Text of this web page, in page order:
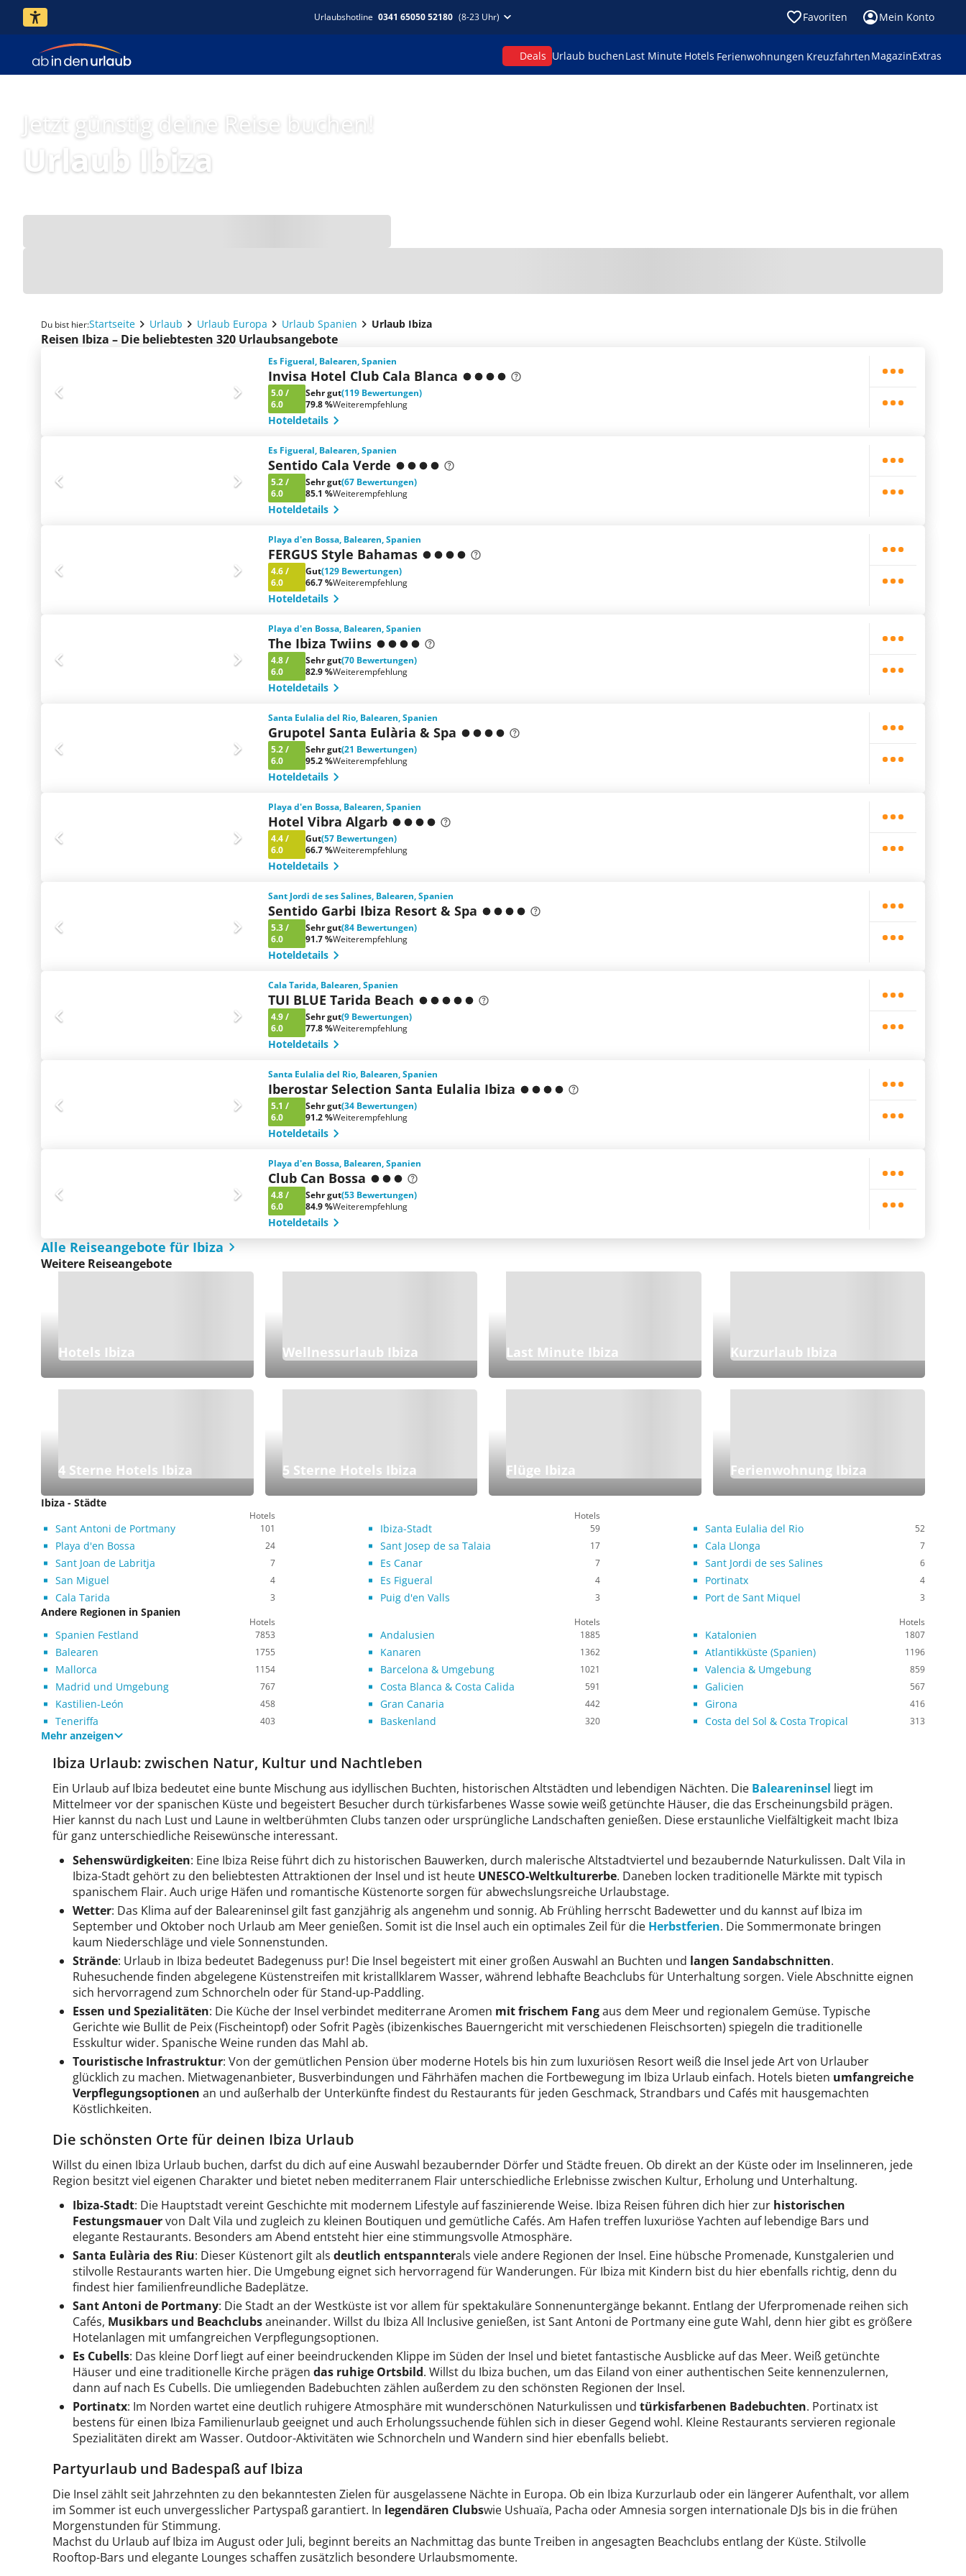
Urlaubshotline 0341 65050 52180 (8-23 Uhr) Favoriten Mein Konto
Deals Urlaub buchenLast Minute Hotels Ferienwohnungen KreuzfahrtenMagazinExtras
Jetzt günstig deine Reise buchen!
Urlaub Ibiza
Du bist hier:Startseite Urlaub Urlaub Europa Urlaub Spanien Urlaub Ibiza
Reisen Ibiza – Die beliebtesten 320 Urlaubsangebote
Es Figueral, Balearen, Spanien
Invisa Hotel Club Cala Blanca
5.0/
6.0
Sehr gut(119 Bewertungen)
79.8 %Weiterempfehlung
Hoteldetails
Es Figueral, Balearen, Spanien
Sentido Cala Verde
5.2/
6.0
Sehr gut(67 Bewertungen)
85.1 %Weiterempfehlung
Hoteldetails
Playa d'en Bossa, Balearen, Spanien
FERGUS Style Bahamas
4.6/
6.0
Gut(129 Bewertungen)
66.7 %Weiterempfehlung
Hoteldetails
Playa d'en Bossa, Balearen, Spanien
The Ibiza Twiins
4.8/
6.0
Sehr gut(70 Bewertungen)
82.9 %Weiterempfehlung
Hoteldetails
Santa Eulalia del Rio, Balearen, Spanien
Grupotel Santa Eulària & Spa
5.2/
6.0
Sehr gut(21 Bewertungen)
95.2 %Weiterempfehlung
Hoteldetails
Playa d'en Bossa, Balearen, Spanien
Hotel Vibra Algarb
4.4/
6.0
Gut(57 Bewertungen)
66.7 %Weiterempfehlung
Hoteldetails
Sant Jordi de ses Salines, Balearen, Spanien
Sentido Garbi Ibiza Resort & Spa
5.3/
6.0
Sehr gut(84 Bewertungen)
91.7 %Weiterempfehlung
Hoteldetails
Cala Tarida, Balearen, Spanien
TUI BLUE Tarida Beach
4.9/
6.0
Sehr gut(9 Bewertungen)
77.8 %Weiterempfehlung
Hoteldetails
Santa Eulalia del Rio, Balearen, Spanien
Iberostar Selection Santa Eulalia Ibiza
5.1 /
6.0
Sehr gut(34 Bewertungen)
91.2 %Weiterempfehlung
Hoteldetails
Playa d'en Bossa, Balearen, Spanien
Club Can Bossa
4.8/
6.0
Sehr gut(53 Bewertungen)
84.9 %Weiterempfehlung
Hoteldetails
Alle Reiseangebote für Ibiza
Weitere Reiseangebote
Hotels Ibiza Wellnessurlaub Ibiza Last Minute Ibiza Kurzurlaub Ibiza
4 Sterne Hotels Ibiza 5 Sterne Hotels Ibiza Flüge Ibiza Ferienwohnung Ibiza
Ibiza - Städte
Hotels Hotels
Sant Antoni de Portmany 101 Ibiza-Stadt 59 Santa Eulalia del Rio 52
Playa d'en Bossa 24 Sant Josep de sa Talaia 17 Cala Llonga 7
Sant Joan de Labritja 7 Es Canar 7 Sant Jordi de ses Salines 6
San Miguel 4 Es Figueral 4 Portinatx 4
Cala Tarida 3 Puig d'en Valls 3 Port de Sant Miquel 3
Andere Regionen in Spanien
Hotels Hotels Hotels
Spanien Festland 7853 Andalusien 1885 Katalonien 1807
Balearen 1755 Kanaren 1362 Atlantikküste (Spanien) 1196
Mallorca 1154 Barcelona & Umgebung 1021 Valencia & Umgebung 859
Madrid und Umgebung 767 Costa Blanca & Costa Calida 591 Galicien 567
Kastilien-León 458 Gran Canaria 442 Girona 416
Teneriffa 403 Baskenland 320 Costa del Sol & Costa Tropical 313
Mehr anzeigen
Ibiza Urlaub: zwischen Natur, Kultur und Nachtleben
Ein Urlaub auf Ibiza bedeutet eine bunte Mischung aus idyllischen Buchten, historischen Altstädten und lebendigen Nächten. Die Baleareninsel liegt im
Mittelmeer vor der spanischen Küste und begeistert Besucher durch türkisfarbenes Wasse sowie weiß getünchte Häuser, die das Erscheinungsbild prägen.
Hier kannst du nach Lust und Laune in weltberühmten Clubs tanzen oder ursprüngliche Landschaften genießen. Diese erstaunliche Vielfältigkeit macht Ibiza
für ganz unterschiedliche Reisewünsche interessant.
Sehenswürdigkeiten: Eine Ibiza Reise führt dich zu historischen Bauwerken, durch malerische Altstadtviertel und bezaubernde Naturkulissen. Dalt Vila in
Ibiza-Stadt gehört zu den beliebtesten Attraktionen der Insel und ist heute UNESCO-Weltkulturerbe. Daneben locken traditionelle Märkte mit typisch
spanischem Flair. Auch urige Häfen und romantische Küstenorte sorgen für abwechslungsreiche Urlaubstage.
Wetter: Das Klima auf der Baleareninsel gilt fast ganzjährig als angenehm und sonnig. Ab Frühling herrscht Badewetter und du kannst auf Ibiza im
September und Oktober noch Urlaub am Meer genießen. Somit ist die Insel auch ein optimales Zeil für die Herbstferien. Die Sommermonate bringen
kaum Niederschläge und viele Sonnenstunden.
Strände: Urlaub in Ibiza bedeutet Badegenuss pur! Die Insel begeistert mit einer großen Auswahl an Buchten und langen Sandabschnitten.
Ruhesuchende finden abgelegene Küstenstreifen mit kristallklarem Wasser, während lebhafte Beachclubs für Unterhaltung sorgen. Viele Abschnitte eignen
sich hervorragend zum Schnorcheln oder für Stand-up-Paddling.
Essen und Spezialitäten: Die Küche der Insel verbindet mediterrane Aromen mit frischem Fangaus dem Meer und regionalem Gemüse. Typische
Gerichte wie Bullit de Peix (Fischeintopf) oder Sofrit Pagès (ibizenkisches Bauerngericht mit verschiedenen Fleischsorten) spiegeln die traditionelle
Esskultur wider. Spanische Weine runden das Mahl ab.
Touristische Infrastruktur: Von der gemütlichen Pension über moderne Hotels bis hin zum luxuriösen Resort weiß die Insel jede Art von Urlauber
glücklich zu machen. Mietwagenanbieter, Busverbindungen und Fährhäfen machen die Fortbewegung im Ibiza Urlaub einfach. Hotels bieten umfangreiche
Verpflegungsoptionen an und außerhalb der Unterkünfte findest du Restaurants für jeden Geschmack, Strandbars und Cafés mit hausgemachten
Köstlichkeiten.
Die schönsten Orte für deinen Ibiza Urlaub
Willst du einen Ibiza Urlaub buchen, darfst du dich auf eine Auswahl bezaubernder Dörfer und Städte freuen. Ob direkt an der Küste oder im Inselinneren, jede
Region besitzt viel eigenen Charakter und bietet neben mediterranem Flair unterschiedliche Erlebnisse zwischen Kultur, Erholung und Unterhaltung.
Ibiza-Stadt: Die Hauptstadt vereint Geschichte mit modernem Lifestyle auf faszinierende Weise. Ibiza Reisen führen dich hier zur historischen
Festungsmauervon Dalt Vila und zugleich zu kleinen Boutiquen und gemütliche Cafés. Am Hafen treffen luxuriöse Yachten auf lebendige Bars und
elegante Restaurants. Besonders am Abend entsteht hier eine stimmungsvolle Atmosphäre.
Santa Eulària des Riu: Dieser Küstenort gilt als deutlich entspannterals viele andere Regionen der Insel. Eine hübsche Promenade, Kunstgalerien und
stilvolle Restaurants warten hier. Die Umgebung eignet sich hervorragend für Wanderungen. Für Ibiza mit Kindern bist du hier ebenfalls richtig, denn du
findest hier familienfreundliche Badeplätze.
Sant Antoni de Portmany: Die Stadt an der Westküste ist vor allem für spektakuläre Sonnenuntergänge bekannt. Entlang der Uferpromenade reihen sich
Cafés, Musikbars und Beachclubsaneinander. Willst du Ibiza All Inclusive genießen, ist Sant Antoni de Portmany eine gute Wahl, denn hier gibt es größere
Hotelanlagen mit umfangreichen Verpflegungsoptionen.
Es Cubells: Das kleine Dorf liegt auf einer beeindruckenden Klippe im Süden der Insel und bietet fantastische Ausblicke auf das Meer. Weiß getünchte
Häuser und eine traditionelle Kirche prägen das ruhige Ortsbild. Willst du Ibiza buchen, um das Eiland von einer authentischen Seite kennenzulernen,
dann auf nach Es Cubells. Die umliegenden Badebuchten zählen außerdem zu den schönsten Regionen der Insel.
Portinatx: Im Norden wartet eine deutlich ruhigere Atmosphäre mit wunderschönen Naturkulissen und türkisfarbenen Badebuchten. Portinatx ist
bestens für einen Ibiza Familienurlaub geeignet und auch Erholungssuchende fühlen sich in dieser Gegend wohl. Kleine Restaurants servieren regionale
Spezialitäten direkt am Wasser. Outdoor-Aktivitäten wie Schnorcheln und Wandern sind hier ebenfalls beliebt.
Partyurlaub und Badespaß auf Ibiza
Die Insel zählt seit Jahrzehnten zu den bekanntesten Zielen für ausgelassene Nächte in Europa. Ob ein Ibiza Kurzurlaub oder ein längerer Aufenthalt, vor allem
im Sommer ist euch unvergesslicher Partyspaß garantiert. In legendären Clubswie Ushuaïa, Pacha oder Amnesia sorgen internationale DJs bis in die frühen
Morgenstunden für Stimmung.
Machst du Urlaub auf Ibiza im August oder Juli, beginnt bereits an Nachmittag das bunte Treiben in angesagten Beachclubs entlang der Küste. Stilvolle
Rooftop-Bars und elegante Lounges schaffen zusätzlich besondere Urlaubsmomente.